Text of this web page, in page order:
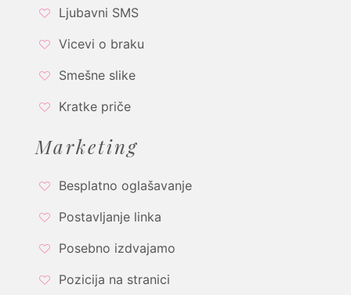
Ljubavni SMS
Vicevi o braku
Smešne slike
Kratke priče
Marketing
Besplatno oglašavanje
Postavljanje linka
Posebno izdvajamo
Pozicija na stranici